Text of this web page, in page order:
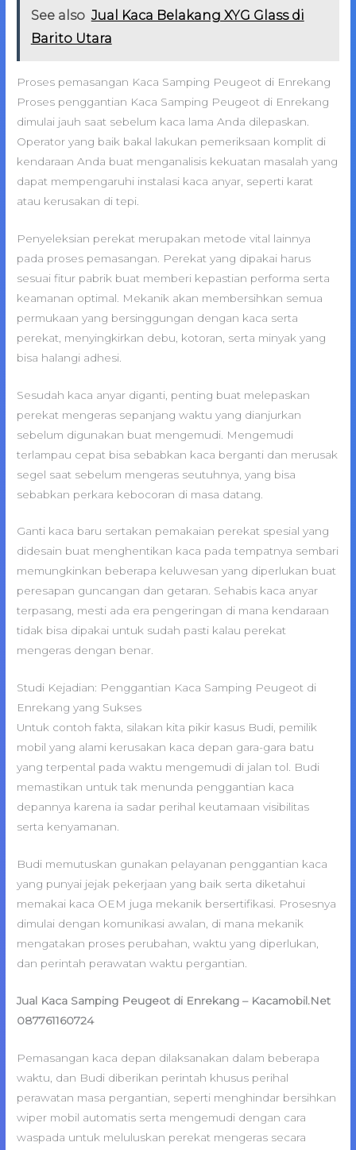
See also Jual Kaca Belakang XYG Glass di
Barito Utara
Proses pemasangan Kaca Samping Peugeot di Enrekang
Proses penggantian Kaca Samping Peugeot di Enrekang
dimulai jauh saat sebelum kaca lama Anda dilepaskan.
Operator yang baik bakal lakukan pemeriksaan komplit di
kendaraan Anda buat menganalisis kekuatan masalah yang
dapat mempengaruhi instalasi kaca anyar, seperti karat
atau kerusakan di tepi.
Penyeleksian perekat merupakan metode vital lainnya
pada proses pemasangan. Perekat yang dipakai harus
sesuai fitur pabrik buat memberi kepastian performa serta
keamanan optimal. Mekanik akan membersihkan semua
permukaan yang bersinggungan dengan kaca serta
perekat, menyingkirkan debu, kotoran, serta minyak yang
bisa halangi adhesi.
Sesudah kaca anyar diganti, penting buat melepaskan
perekat mengeras sepanjang waktu yang dianjurkan
sebelum digunakan buat mengemudi. Mengemudi
terlampau cepat bisa sebabkan kaca berganti dan merusak
segel saat sebelum mengeras seutuhnya, yang bisa
sebabkan perkara kebocoran di masa datang.
Ganti kaca baru sertakan pemakaian perekat spesial yang
didesain buat menghentikan kaca pada tempatnya sembari
memungkinkan beberapa keluwesan yang diperlukan buat
peresapan guncangan dan getaran. Sehabis kaca anyar
terpasang, mesti ada era pengeringan di mana kendaraan
tidak bisa dipakai untuk sudah pasti kalau perekat
mengeras dengan benar.
Studi Kejadian: Penggantian Kaca Samping Peugeot di
Enrekang yang Sukses
Untuk contoh fakta, silakan kita pikir kasus Budi, pemilik
mobil yang alami kerusakan kaca depan gara-gara batu
yang terpental pada waktu mengemudi di jalan tol. Budi
memastikan untuk tak menunda penggantian kaca
depannya karena ia sadar perihal keutamaan visibilitas
serta kenyamanan.
Budi memutuskan gunakan pelayanan penggantian kaca
yang punyai jejak pekerjaan yang baik serta diketahui
memakai kaca OEM juga mekanik bersertifikasi. Prosesnya
dimulai dengan komunikasi awalan, di mana mekanik
mengatakan proses perubahan, waktu yang diperlukan,
dan perintah perawatan waktu pergantian.
Jual Kaca Samping Peugeot di Enrekang – Kacamobil.Net
087761160724
Pemasangan kaca depan dilaksanakan dalam beberapa
waktu, dan Budi diberikan perintah khusus perihal
perawatan masa pergantian, seperti menghindar bersihkan
wiper mobil automatis serta mengemudi dengan cara
waspada untuk meluluskan perekat mengeras secara